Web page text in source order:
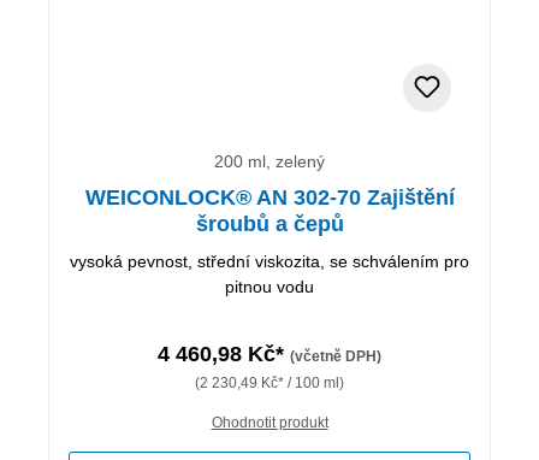
200 ml, zelený
WEICONLOCK® AN 302-70 Zajištění
šroubů a čepů
vysoká pevnost, střední viskozita, se schválením pro
pitnou vodu
4 460,98 Kč* (včetně DPH)
(2 230,49 Kč* / 100 ml)
Ohodnotit produkt